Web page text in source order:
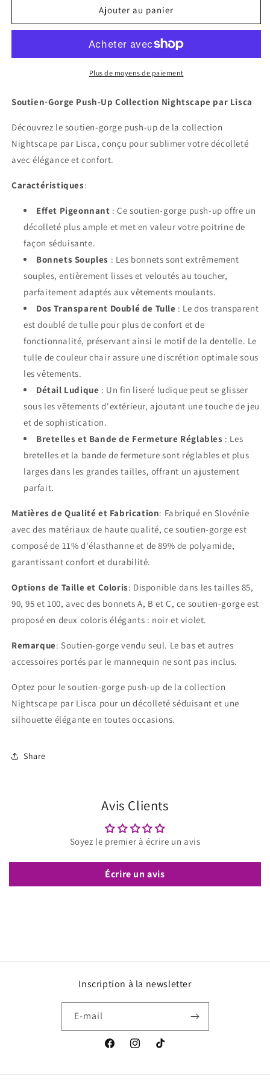
Soutien-
up
Soutien-
push-
up
Nightscape
Ajouter au panier
Plus de moyens de paiement
Soutien-Gorge Push-Up Collection Nightscape par Lisca
Découvrez le soutien-gorge push-up de la collection
Nightscape par Lisca, conçu pour sublimer votre décolleté
avec élégance et confort.
Caractéristiques:
Effet Pigeonnant : Ce soutien-gorge push-up offre un
décolleté plus ample et met en valeur votre poitrine de
façon séduisante.
Bonnets Souples : Les bonnets sont extrêmement
souples, entièrement lisses et veloutés au toucher,
parfaitement adaptés aux vêtements moulants.
Dos Transparent Doublé de Tulle : Le dos transparent
est doublé de tulle pour plus de confort et de
fonctionnalité, préservant ainsi le motif de la dentelle. Le
tulle de couleur chair assure une discrétion optimale sous
les vêtements.
Détail Ludique : Un fin liseré ludique peut se glisser
sous les vêtements d'extérieur, ajoutant une touche de jeu
et de sophistication.
Bretelles et Bande de Fermeture Réglables : Les
bretelles et la bande de fermeture sont réglables et plus
larges dans les grandes tailles, offrant un ajustement
parfait.
Matières de Qualité et Fabrication: Fabriqué en Slovénie
avec des matériaux de haute qualité, ce soutien-gorge est
composé de 11% d'élasthanne et de 89% de polyamide,
garantissant confort et durabilité.
Options de Taille et Coloris: Disponible dans les tailles 85,
90, 95 et 100, avec des bonnets A, B et C, ce soutien-gorge est
proposé en deux coloris élégants : noir et violet.
Remarque: Soutien-gorge vendu seul. Le bas et autres
accessoires portés par le mannequin ne sont pas inclus.
Optez pour le soutien-gorge push-up de la collection
Nightscape par Lisca pour un décolleté séduisant et une
silhouette élégante en toutes occasions.
Share
Avis Clients
Soyez le premier à écrire un avis
Écrire un avis
Inscription à la newsletter
E-mail
FacebookInstagramTikTok